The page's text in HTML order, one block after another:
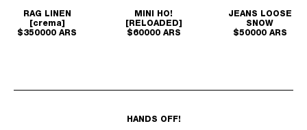
RAG LINEN
[crema]
$350000 ARS
MINI HO!
[RELOADED]
$60000 ARS
JEANS LOOSE
SNOW
$50000 ARS
HANDS OFF!